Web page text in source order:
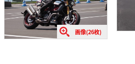
画像(26枚)